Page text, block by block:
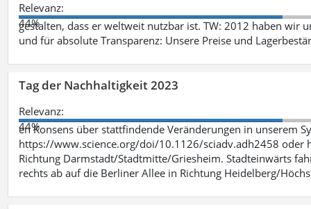
Relevanz:
44%
gestalten, dass er weltweit nutzbar ist. TW: 2012 haben wir
und für absolute Transparenz: Unsere Preise und
Tag der Nachhaltigkeit 2023
Relevanz:
44%
en Konsens über stattfindende Veränderungen in unserem
https://www.science.org/doi/10.1126/sciadv.adh2458
Richtung Darmstadt/Stadtmitte/Griesheim. Stadteinwärts
rechts ab auf die Berliner Allee in Richtung Heidelberg/